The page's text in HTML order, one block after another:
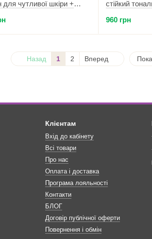
для чутливої шкіри +
стійкий
960 грн
Назад 1 2 Вперед
Клієнтам
Вхід до кабінету
Всі товари
Про нас
Оплата і доставка
Програма лояльності
Контакти
БЛОГ
Договір публічної оферти
Повернення і обмін